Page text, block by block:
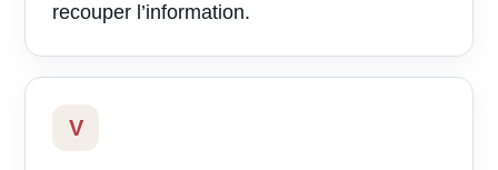
recouper l’information.
V